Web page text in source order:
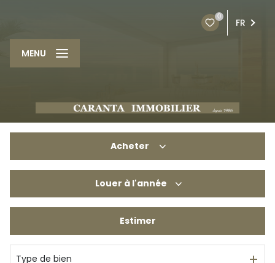
0
FR
MENU
Acheter
Du neuf
Louer à l'année
De l'immo pro
Estimer
Type de bien